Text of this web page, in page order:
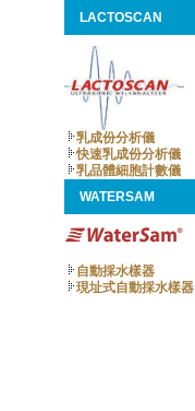
LACTOSCAN
乳成份分析儀
快速乳成份分析儀
乳品體細胞計數儀
WATERSAM
自動採水樣器
現址式自動採水樣器